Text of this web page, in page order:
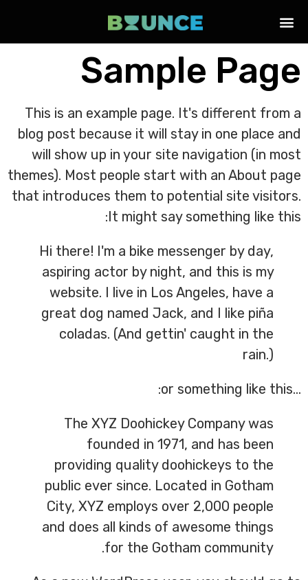
Sample Page
This is an example page. It's different from a
blog post because it will stay in one place and
will show up in your site navigation (in most
themes). Most people start with an About page
that introduces them to potential site visitors.
It might say something like this:
Hi there! I'm a bike messenger by day,
aspiring actor by night, and this is my
website. I live in Los Angeles, have a
great dog named Jack, and I like piña
coladas. (And gettin' caught in the
rain.)
…or something like this:
The XYZ Doohickey Company was
founded in 1971, and has been
providing quality doohickeys to the
public ever since. Located in Gotham
City, XYZ employs over 2,000 people
and does all kinds of awesome things
for the Gotham community.